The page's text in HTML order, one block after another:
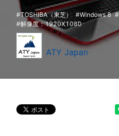
TOSHIBA（東芝） Windows 8
解像度：1920X1080
ATY Japan